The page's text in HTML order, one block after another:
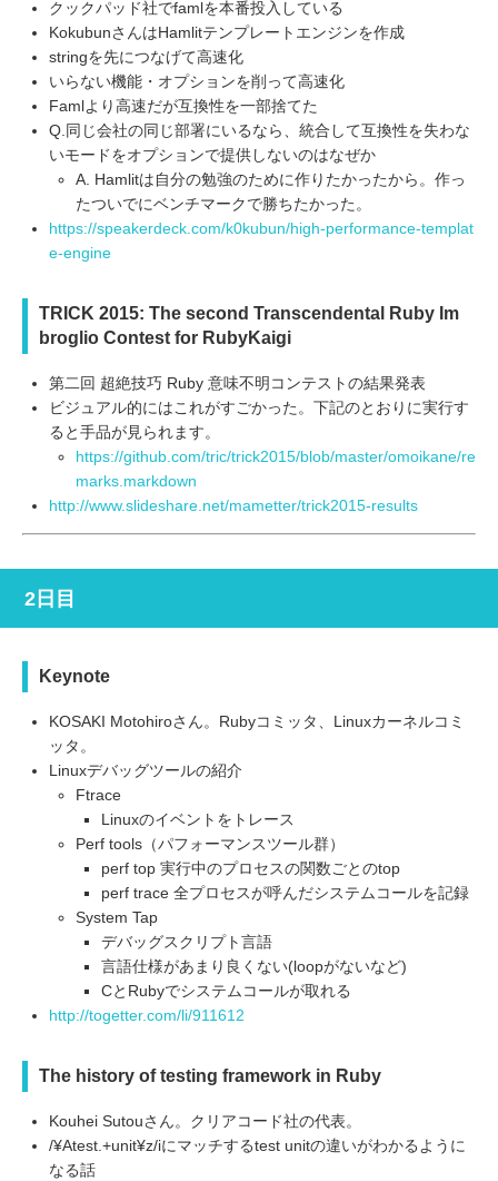
クックパッド社でfamlを本番投入している
KokubunさんはHamlitテンプレートエンジンを作成
stringを先につなげて高速化
いらない機能・オプションを削って高速化
Famlより高速だが互換性を一部捨てた
Q.同じ会社の同じ部署にいるなら、統合して互換性を失わな
いモードをオプションで提供しないのはなぜか
A. Hamlitは自分の勉強のために作りたかったから。作っ
たついでにベンチマークで勝ちたかった。
https://speakerdeck.com/k0kubun/high-performance-templat
e-engine
TRICK 2015: The second Transcendental Ruby Im
broglio Contest for RubyKaigi
第二回 超絶技巧 Ruby 意味不明コンテストの結果発表
ビジュアル的にはこれがすごかった。下記のとおりに実行す
ると手品が見られます。
https://github.com/tric/trick2015/blob/master/omoikane/re
marks.markdown
http://www.slideshare.net/mametter/trick2015-results
2日目
Keynote
KOSAKI Motohiroさん。Rubyコミッタ、Linuxカーネルコミ
ッタ。
Linuxデバッグツールの紹介
Ftrace
Linuxのイベントをトレース
Perf tools（パフォーマンスツール群）
perf top 実行中のプロセスの関数ごとのtop
perf trace 全プロセスが呼んだシステムコールを記録
System Tap
デバッグスクリプト言語
言語仕様があまり良くない(loopがないなど)
CとRubyでシステムコールが取れる
http://togetter.com/li/911612
The history of testing framework in Ruby
Kouhei Sutouさん。クリアコード社の代表。
/¥Atest.+unit¥z/iにマッチするtest unitの違いがわかるように
なる話